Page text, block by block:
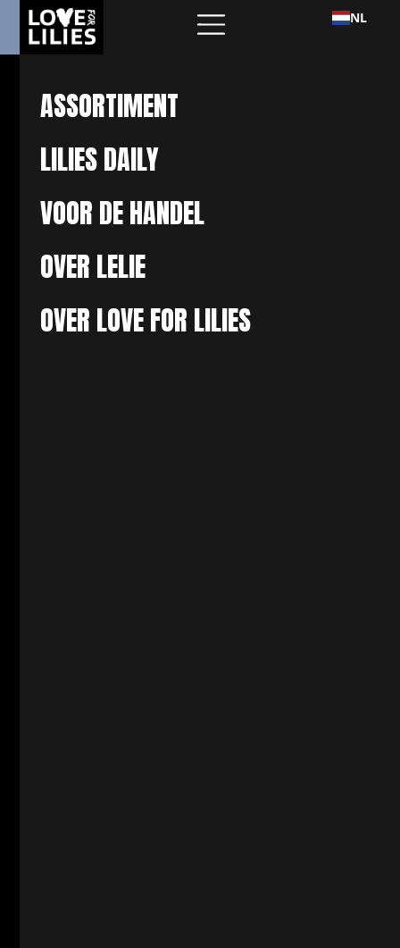
ASSORTIMENT
LILIES DAILY
VOOR DE HANDEL
OVER LELIE
OVER LOVE FOR LILIES
NL